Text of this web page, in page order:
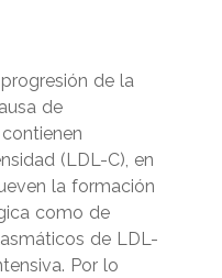
de la
de
(LDL-C), en
la formación
como de
de LDL-
Por lo